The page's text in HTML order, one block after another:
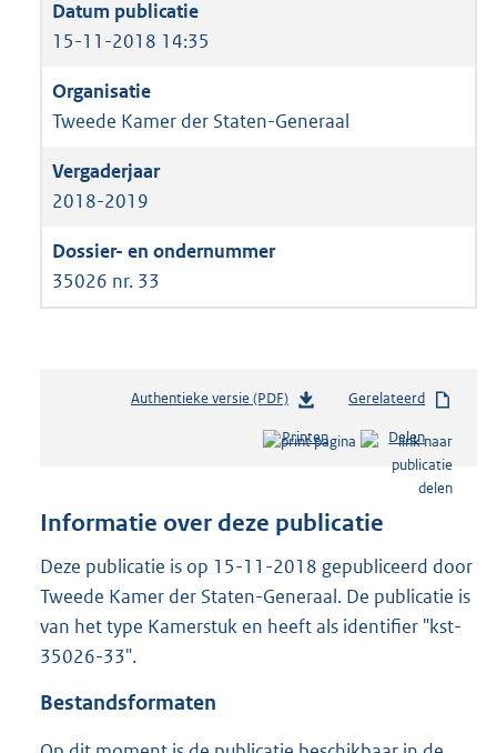
15-11-2018 14:35
Tweede Kamer der Staten-Generaal
2018-2019
35026 nr. 33
Authentieke versie (PDF)b
s
n
s
r
o
:
Gerelateerd
Printen Delen
Informatie over deze publicatie
Deze publicatie is op 15-11-2018 gepubliceerd door
Tweede Kamer der Staten-Generaal. De publicatie is
van het type Kamerstuk en heeft als identifier "kst-
35026-33".
Bestandsformaten